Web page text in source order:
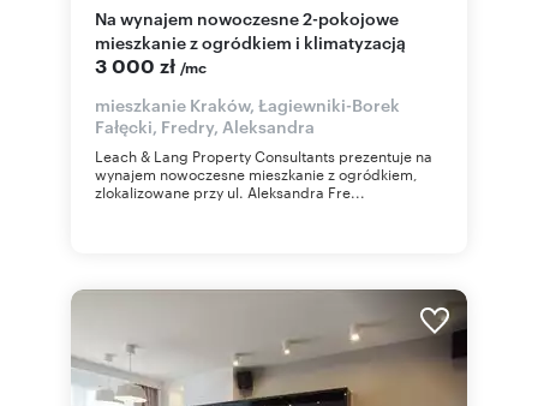
Na wynajem nowoczesne 2-pokojowe
mieszkanie z ogródkiem i klimatyzacją
3 000 zł /mc
mieszkanie Kraków, Łagiewniki-Borek
Fałęcki, Fredry, Aleksandra
Leach & Lang Property Consultants prezentuje na
wynajem nowoczesne mieszkanie z ogródkiem,
zlokalizowane przy ul. Aleksandra Fre...